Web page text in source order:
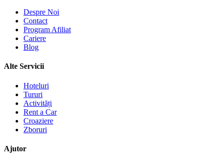
Despre Noi
Contact
Program Afiliat
Cariere
Blog
Alte Servicii
Hoteluri
Tururi
Activități
Rent a Car
Croaziere
Zboruri
Ajutor